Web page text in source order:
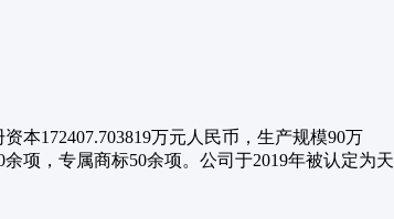
本172407.703819万元人民币，生产规模90万
项，专属商标50余项。公司于2019年被认定为天